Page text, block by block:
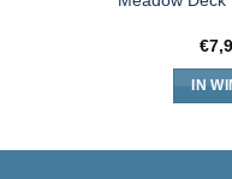
€
IN